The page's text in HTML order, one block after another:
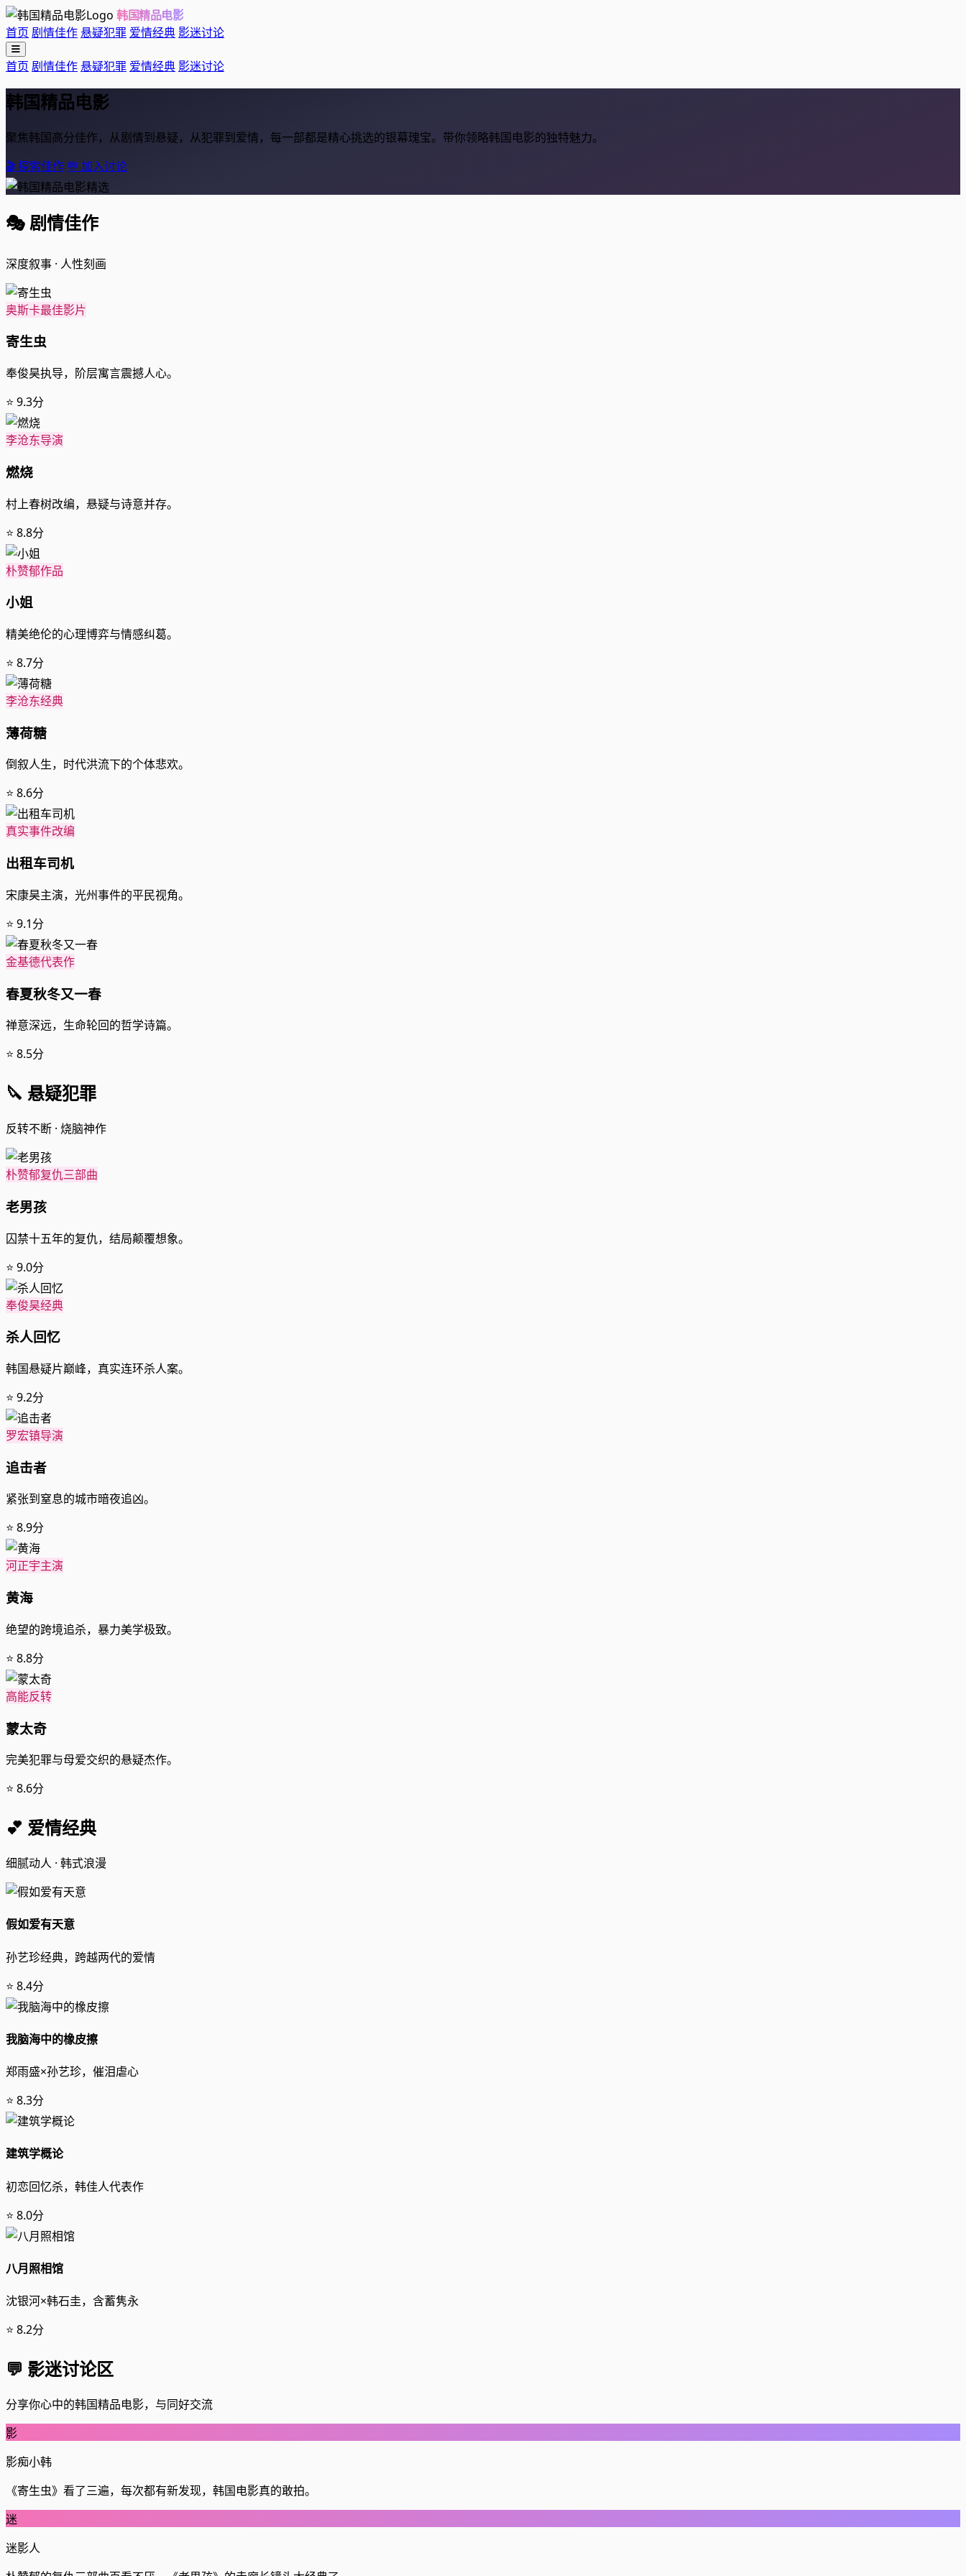
韩国精品电影
首页 剧情佳作 悬疑犯罪 爱情经典 影迷讨论
首页 剧情佳作 悬疑犯罪 爱情经典 影迷讨论
韩国精品电影
聚焦韩国高分佳作，从剧情到悬疑，从犯罪到爱情，每一部都是精心挑选的银幕瑰宝。带你领略韩国电影的独特魅力。
🎬 探索佳作 💬 加入讨论
🎭 剧情佳作
深度叙事 · 人性刻画
奥斯卡最佳影片
寄生虫
奉俊昊执导，阶层寓言震撼人心。
⭐ 9.3分
李沧东导演
燃烧
村上春树改编，悬疑与诗意并存。
⭐ 8.8分
朴赞郁作品
小姐
精美绝伦的心理博弈与情感纠葛。
⭐ 8.7分
李沧东经典
薄荷糖
倒叙人生，时代洪流下的个体悲欢。
⭐ 8.6分
真实事件改编
出租车司机
宋康昊主演，光州事件的平民视角。
⭐ 9.1分
金基德代表作
春夏秋冬又一春
禅意深远，生命轮回的哲学诗篇。
⭐ 8.5分
🔪 悬疑犯罪
反转不断 · 烧脑神作
朴赞郁复仇三部曲
老男孩
囚禁十五年的复仇，结局颠覆想象。
⭐ 9.0分
奉俊昊经典
杀人回忆
韩国悬疑片巅峰，真实连环杀人案。
⭐ 9.2分
罗宏镇导演
追击者
紧张到窒息的城市暗夜追凶。
⭐ 8.9分
河正宇主演
黄海
绝望的跨境追杀，暴力美学极致。
⭐ 8.8分
高能反转
蒙太奇
完美犯罪与母爱交织的悬疑杰作。
⭐ 8.6分
💕 爱情经典
细腻动人 · 韩式浪漫
假如爱有天意
孙艺珍经典，跨越两代的爱情
⭐ 8.4分
我脑海中的橡皮擦
郑雨盛×孙艺珍，催泪虐心
⭐ 8.3分
建筑学概论
初恋回忆杀，韩佳人代表作
⭐ 8.0分
八月照相馆
沈银河×韩石圭，含蓄隽永
⭐ 8.2分
💬 影迷讨论区
分享你心中的韩国精品电影，与同好交流
影
影痴小韩
《寄生虫》看了三遍，每次都有新发现，韩国电影真的敢拍。
迷
迷影人